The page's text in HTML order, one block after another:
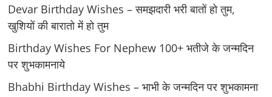
Devar Birthday Wishes – समझदारी भरी बातों हो तुम,
खुशियों की बारातो में हो तुम
Birthday Wishes For Nephew 100+ भतीजे के जन्मदिन
पर शुभकामनाये
Bhabhi Birthday Wishes – भाभी के जन्मदिन पर शुभकामना